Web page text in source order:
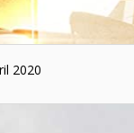
2020